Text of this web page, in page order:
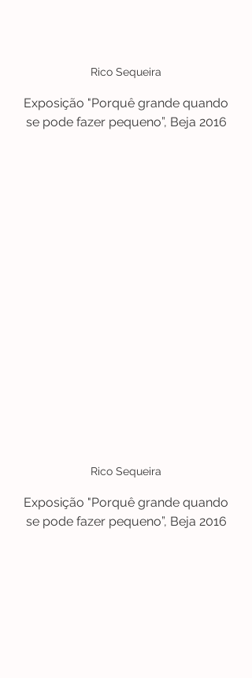
Rico Sequeira
se pode fazer pequeno”, Beja 2016
Rico Sequeira
se pode fazer pequeno”, Beja 2016